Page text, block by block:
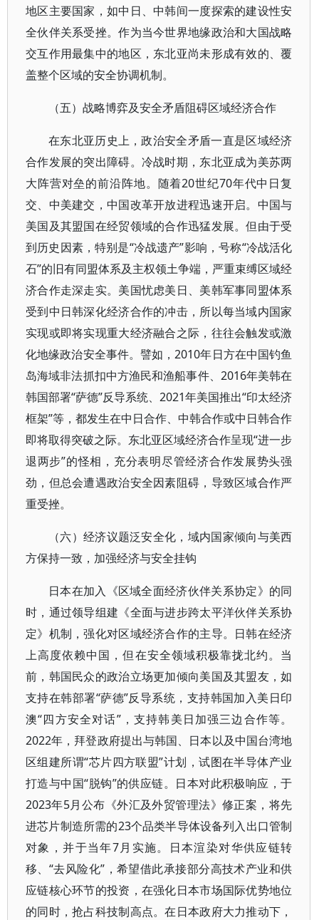
地区主要国家，如中日、中韩间一度探索的建设性安
全伙伴关系受挫。作为当今世界地缘政治和大国战略
交互作用最集中的地区，东北亚尚未形成有效的、覆
盖整个区域的安全协调机制。
（五）战略博弈及安全矛盾阻碍区域经济合作
在东北亚历史上，政治安全矛盾一直是区域经济
合作发展的突出障碍。冷战时期，东北亚成为美苏两
大阵营对垒的前沿阵地。随着20世纪70年代中日复
交、中美建交，中国改革开放进程迅速开启。中国与
美国及其盟国在经贸领域的合作迅猛发展。但由于受
到历史因素，特别是“冷战遗产”影响，号称“冷战活化
石”的旧有同盟体系及主权领土争端，严重束缚区域经
济合作走深走实。美国忧虑美日、美韩军事同盟体系
受到中日韩深化经济合作的冲击，所以每当域内国家
实现或即将实现重大经济融合之际，往往会触发或激
化地缘政治安全事件。譬如，2010年日方在中国钓鱼
岛海域非法抓扣中方渔民和渔船事件、2016年美韩在
韩国部署“萨德”反导系统、2021年美国推出“印太经济
框架”等，都发生在中日合作、中韩合作或中日韩合作
即将取得突破之际。东北亚区域经济合作呈现“进一步
退两步”的怪相，充分表明尽管经济合作发展势头强
劲，但总会遭遇政治安全因素阻碍，导致区域合作严
重受挫。
（六）经济议题泛安全化，域内国家倾向与美西
方保持一致，加强经济与安全挂钩
日本在加入《区域全面经济伙伴关系协定》的同
时，通过领导组建《全面与进步跨太平洋伙伴关系协
定》机制，强化对区域经济合作的主导。日韩在经济
上高度依赖中国，但在安全领域积极靠拢北约。当
前，韩国民众的政治立场更加倾向美国及其盟友，如
支持在韩部署“萨德”反导系统，支持韩国加入美日印
澳“四方安全对话”，支持韩美日加强三边合作等。
2022年，拜登政府提出与韩国、日本以及中国台湾地
区组建所谓“芯片四方联盟”计划，试图在半导体产业
打造与中国“脱钩”的供应链。日本对此积极响应，于
2023年5月公布《外汇及外贸管理法》修正案，将先
进芯片制造所需的23个品类半导体设备列入出口管制
对象，并于当年7月实施。日本渲染对华供应链转
移、“去风险化”，希望借此承接部分高技术产业和供
应链核心环节的投资，在强化日本市场国际优势地位
的同时，抢占科技制高点。在日本政府大力推动下，